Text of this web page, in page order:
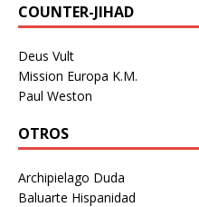
COUNTER-JIHAD
Deus Vult
Mission Europa K.M.
Paul Weston
OTROS
Archipielago Duda
Baluarte Hispanidad